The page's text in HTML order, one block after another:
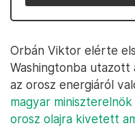
Orbán Viktor elérte
Washingtonba utazott
az orosz energiáról
magyar
orosz olajra kivetett